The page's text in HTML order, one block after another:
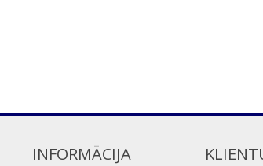
INFORMĀCIJA